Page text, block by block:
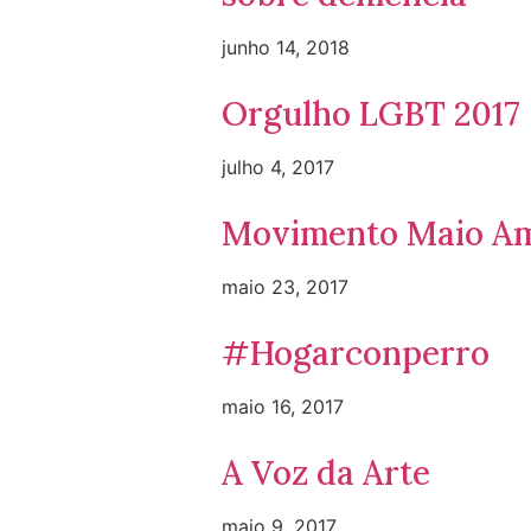
junho 14, 2018
Orgulho LGBT 2017
julho 4, 2017
Movimento Maio
maio 23, 2017
#Hogarconperro
maio 16, 2017
A Voz da Arte
maio 9, 2017